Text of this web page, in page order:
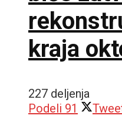
kraja
227 deljenja
Podeli 91